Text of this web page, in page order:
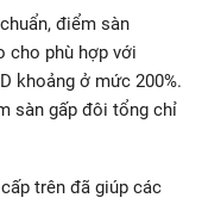
điểm sàn
cho phù hợp với
khoảng ở mức 200%.
sàn gấp đôi tổng chỉ
trên đã giúp các